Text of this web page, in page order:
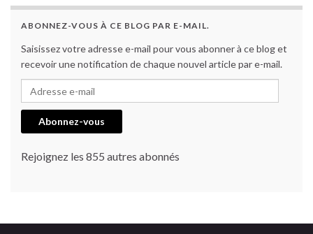
ABONNEZ-VOUS À CE BLOG PAR E-MAIL.
Saisissez votre adresse e-mail pour vous abonner à ce blog et
recevoir une notification de chaque nouvel article par e-mail.
Adresse e-mail
Abonnez-vous
Rejoignez les 855 autres abonnés